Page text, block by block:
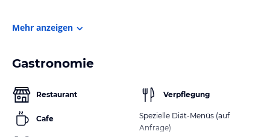
Mehr anzeigen
Gastronomie
Restaurant
Cafe
Verpflegung
Spezielle Diät-Menüs (auf
Anfrage)